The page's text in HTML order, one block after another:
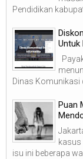
Pendidikan
Untuk
Dinas Komunikasi
Puan
kasus
isu ini beberapa